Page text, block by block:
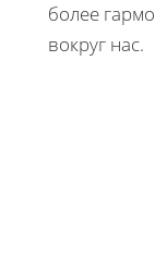
более
вокруг нас.